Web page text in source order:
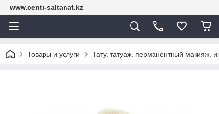
www.centr-saltanat.kz
Товары и услуги Тату, татуаж, перманентный макияж,